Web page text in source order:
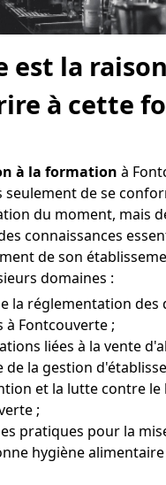
est la
à cette
à la formation à
seulement de se
du moment, mais
connaissances
de son
domaines :
la réglementation des
à Fontcouverte ;
liées à la vente
de la gestion
et la lutte contre le
;
pratiques pour la
hygiène